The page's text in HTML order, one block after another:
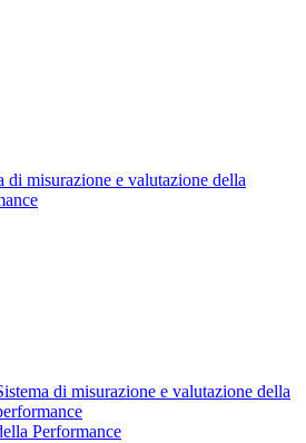
di misurazione e valutazione della
di misurazione e valutazione della
Performance